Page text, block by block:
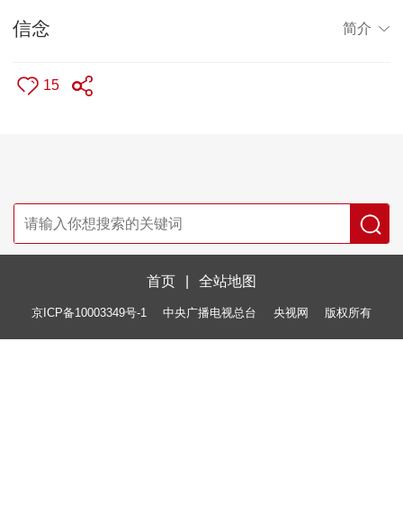
信念 简介
15
首页 全站地图
京ICP备10003349号-1 中央广播电视总台 央视网 版权所有